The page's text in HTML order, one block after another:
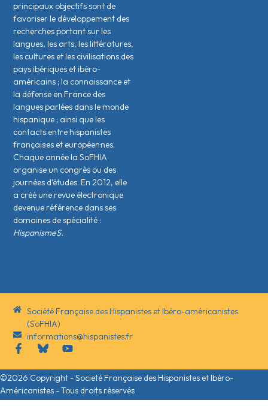
principaux objectifs sont de
favoriser le développement des
recherches portant sur les
langues, les arts, les littératures,
les cultures et les civilisations des
pays ibériques et ibéro-
américains ; la connaissance et
la défense en France des
langues parlées dans le monde
hispanique ; ainsi que les
contacts entre hispanistes
français·es et européen·nes.
Chaque année la SoFHIA
organise un congrès ou des
journées d’études. En 2012, elle
a créé une revue électronique
devenue référence dans ses
domaines de spécialité :
HispanismeS.
Société Française des Hispanistes et Ibéro-américanistes
(SoFHIA)
informations@hispanistes.fr
©2026 Copyright - Societé Française des Hispanistes et Ibéro-
Américanistes - Tous droits réservés